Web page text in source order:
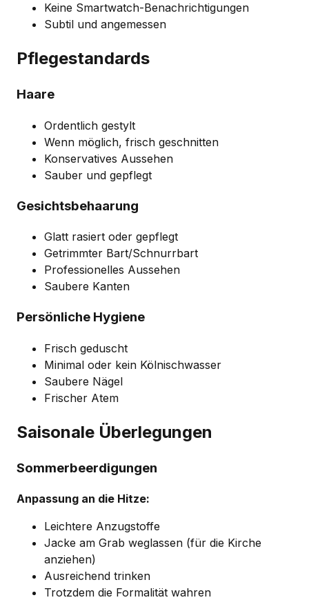
Keine Smartwatch-Benachrichtigungen
Subtil und angemessen
Pflegestandards
Haare
Ordentlich gestylt
Wenn möglich, frisch geschnitten
Konservatives Aussehen
Sauber und gepflegt
Gesichtsbehaarung
Glatt rasiert oder gepflegt
Getrimmter Bart/Schnurrbart
Professionelles Aussehen
Saubere Kanten
Persönliche Hygiene
Frisch geduscht
Minimal oder kein Kölnischwasser
Saubere Nägel
Frischer Atem
Saisonale Überlegungen
Sommerbeerdigungen
Anpassung an die Hitze:
Leichtere Anzugstoffe
Jacke am Grab weglassen (für die Kirche
anziehen)
Ausreichend trinken
Trotzdem die Formalität wahren